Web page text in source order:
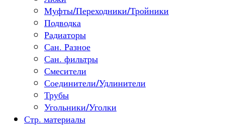
Муфты/Переходники/Тройники
Подводка
Радиаторы
Сан. Разное
Сан. фильтры
Смесители
Соединители/Удлинители
Трубы
Угольники/Уголки
Стр. материалы